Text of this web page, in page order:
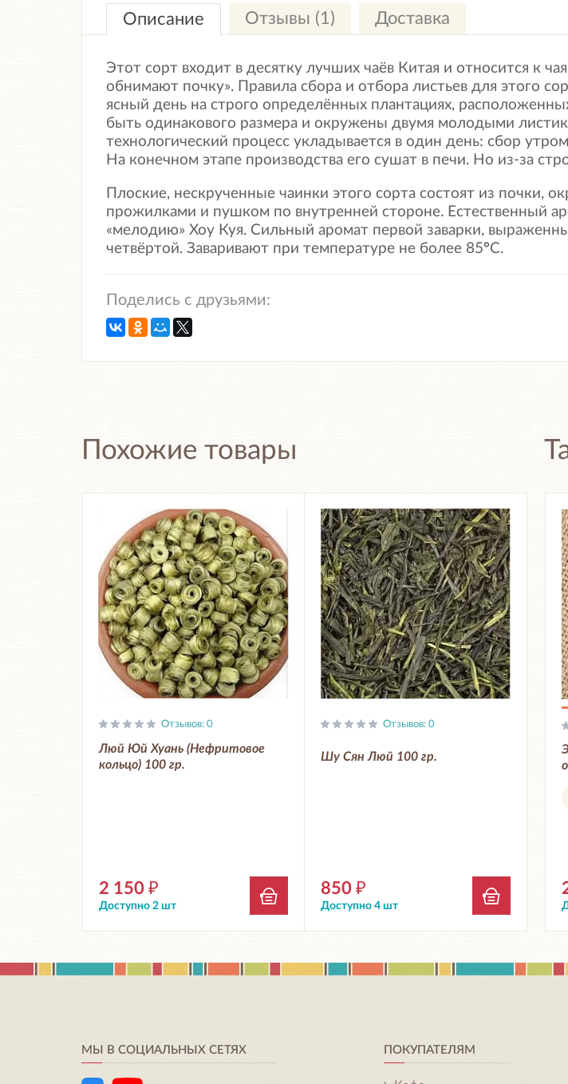
Описание Отзывы (1) Доставка
Этот сорт входит в десятку лучших чаёв Китая и относится к
обнимают почку». Правила сбора и отбора листьев для этого
ясный день на строго определённых плантациях,
быть одинакового размера и окружены двумя молодыми
технологический процесс укладывается в один день: сбор
На конечном этапе производства его сушат в печи. Но из-за
Плоские, нескрученные чаинки этого сорта состоят из почки,
прожилками и пушком по внутренней стороне. Естественный
«мелодию» Хоу Куя. Сильный аромат первой заварки,
четвёртой. Заваривают при температуре не более 85°С.
Поделись с друзьями:
Похожие товары
Отзывов: 0
Люй Юй Хуань (Нефритовое
кольцо) 100 гр.
2 150 ₽
Доступно 2 шт
Отзывов: 0
Шу Сян Люй 100 гр.
850 ₽
Доступно 4 шт
МЫ В СОЦИАЛЬНЫХ СЕТЯХ ПОКУПАТЕЛЯМ